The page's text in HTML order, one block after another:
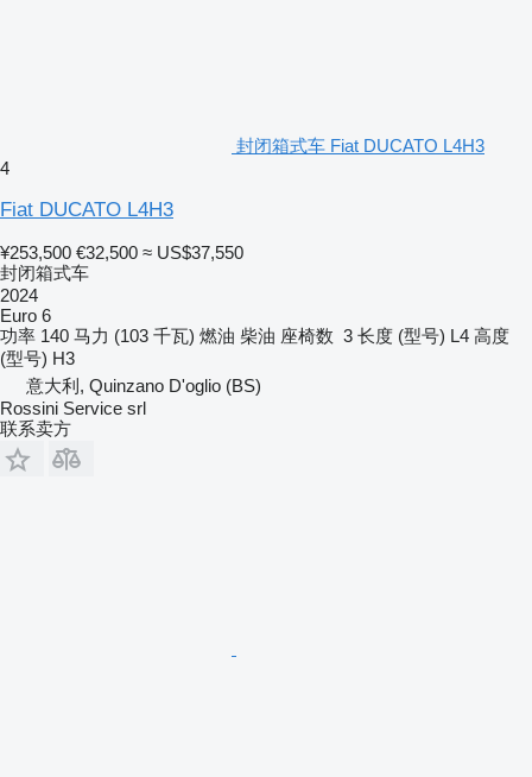
封闭箱式车 Fiat DUCATO L4H3
4
Fiat DUCATO L4H3
¥253,500 €32,500 ≈ US$37,550
封闭箱式车
2024
Euro 6
功率 140 马力 (103 千瓦) 燃油 柴油 座椅数 3 长度 (型号) L4 高度
(型号) H3
意大利, Quinzano D'oglio (BS)
Rossini Service srl
联系卖方